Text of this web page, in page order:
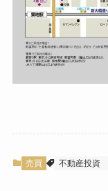
売買 不動産投資